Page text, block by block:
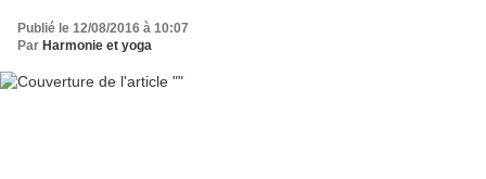
Publié le 12/08/2016 à 10:07
Par Harmonie et yoga